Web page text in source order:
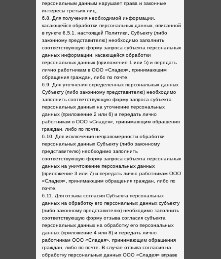
персональным данным нарушает права и законные
интересы третьих лиц.
6.8. Для получения необходимой информации,
касающейся обработки персональных данных, описанной
в пункте 6.5.1. настоящей Политики, Субъекту (либо
законному представителю) необходимо заполнить
соответствующую форму запроса субъекта персональных
данных информации, касающейся обработки
персональных данных (приложение 1 или 5) и передать
лично работникам в ООО «Сладея», принимающим
обращения граждан, либо по почте.
6.9. Для уточнения определенных персональных данных
Субъекту (либо законному представителю) необходимо
заполнить соответствующую форму запроса субъекта
персональных данных на уточнение персональных
данных (приложение 2 или 6) и передать лично
работникам в ООО «Сладея», принимающим обращения
граждан, либо по почте.
6.10. Для исключения неправомерности обработки
персональных данных Субъекту (либо законному
представителю) необходимо заполнить
соответствующую форму запроса субъекта персональных
данных на уничтожение персональных данных
(приложение 3 или 7) и передать лично работникам ООО
«Сладея», принимающим обращения граждан, либо по
почте.
6.11. Для отзыва согласия Субъекта персональных
данных на обработку его персональных данных субъекту
(либо законному представителю) необходимо заполнить
соответствующую форму отзыва согласия субъекта
персональных данных на обработку его персональных
данных (приложение 4 или 8) и передать лично
работникам ООО «Сладея», принимающим обращения
граждан, либо по почте. В случае отзыва согласия на
обработку персональных данных ООО «Сладея» вправе